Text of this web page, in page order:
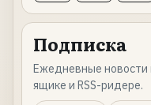
Подписка
Ежедневные новости
ящике и RSS-ридере.